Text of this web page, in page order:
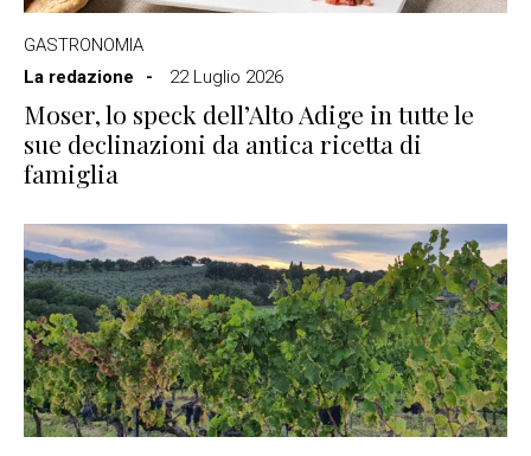
GASTRONOMIA
La redazione
22 Luglio 2026
Moser, lo speck dell’Alto Adige in tutte le
sue declinazioni da antica ricetta di
famiglia